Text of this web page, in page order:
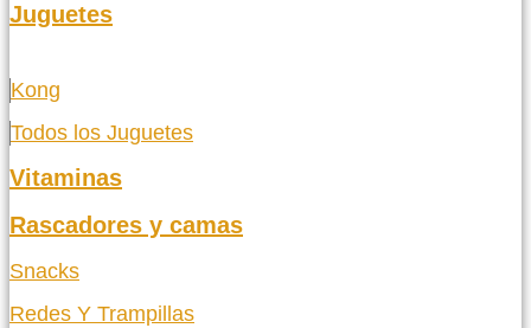
Juguetes
Kong
Todos los Juguetes
Vitaminas
Rascadores y camas
Snacks
Redes Y Trampillas